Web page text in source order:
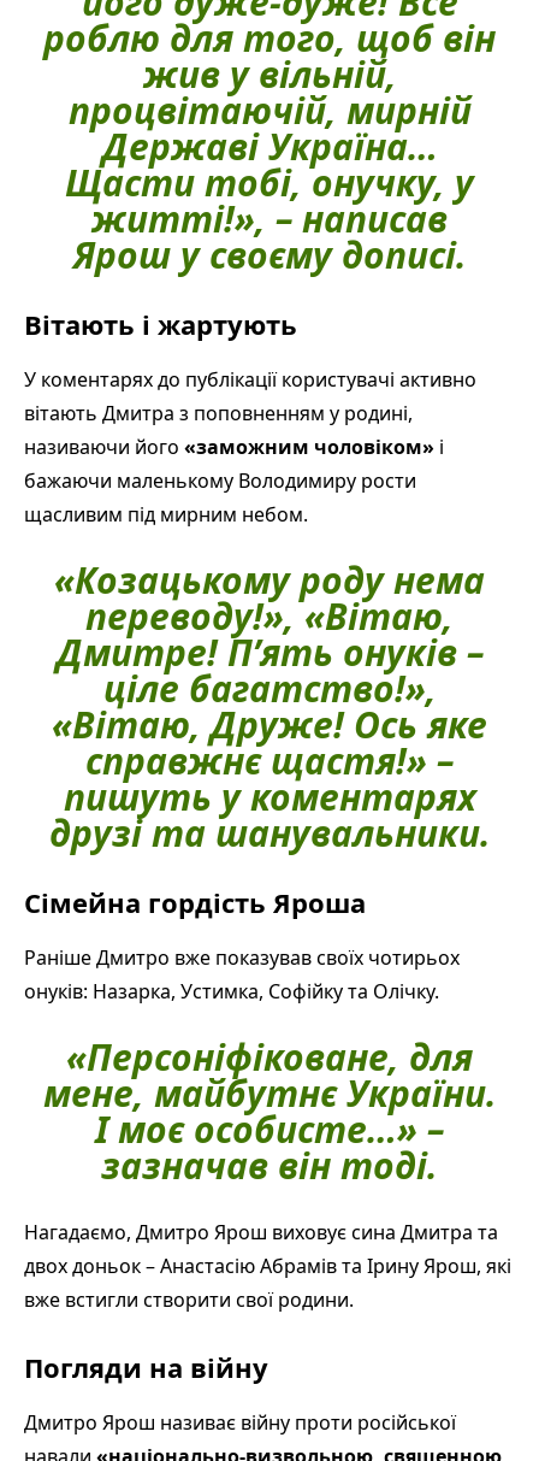
роблю для того, щоб він
жив у вільній,
процвітаючій, мирній
Державі Україна…
Щасти тобі, онучку, у
житті!», – написав
Ярош у своєму дописі.
Вітають і жартують
У коментарях до публікації користувачі активно
вітають Дмитра з поповненням у родині,
називаючи його «заможним чоловіком» і
бажаючи маленькому Володимиру рости
щасливим під мирним небом.
«Козацькому роду нема
переводу!», «Вітаю,
Дмитре! П’ять онуків –
ціле багатство!»,
«Вітаю, Друже! Ось яке
справжнє щастя!» –
пишуть у коментарях
друзі та шанувальники.
Сімейна гордість Яроша
Раніше Дмитро вже показував своїх чотирьох
онуків: Назарка, Устимка, Софійку та Олічку.
«Персоніфіковане, для
мене, майбутнє України.
І моє особисте…» –
зазначав він тоді.
Нагадаємо, Дмитро Ярош виховує сина Дмитра та
двох доньок – Анастасію Абрамів та Ірину Ярош, які
вже встигли створити свої родини.
Погляди на війну
Дмитро Ярош називає війну проти російської
навали «національно-визвольною, священною